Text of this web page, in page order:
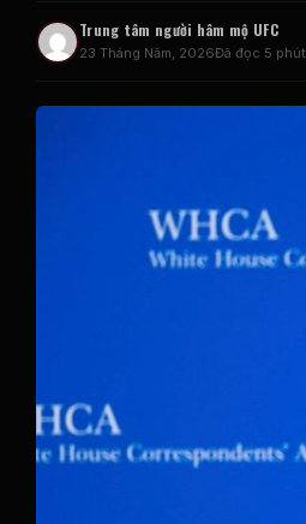
Trung tâm người hâm mộ UFC
23 Tháng Năm, 2026Đã đọc 5 phút